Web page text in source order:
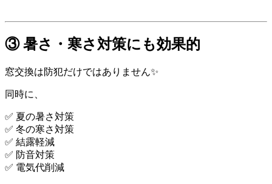
③ 暑さ・寒さ対策にも効果的
窓交換は防犯だけではありません✨
同時に、
✅ 夏の暑さ対策
✅ 冬の寒さ対策
✅ 結露軽減
✅ 防音対策
✅ 電気代削減